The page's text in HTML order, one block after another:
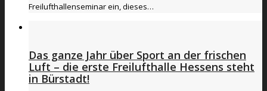
Freilufthallenseminar ein, dieses…
Das ganze Jahr über Sport an der frischen
Luft – die erste Freilufthalle Hessens steht
in Bürstadt!